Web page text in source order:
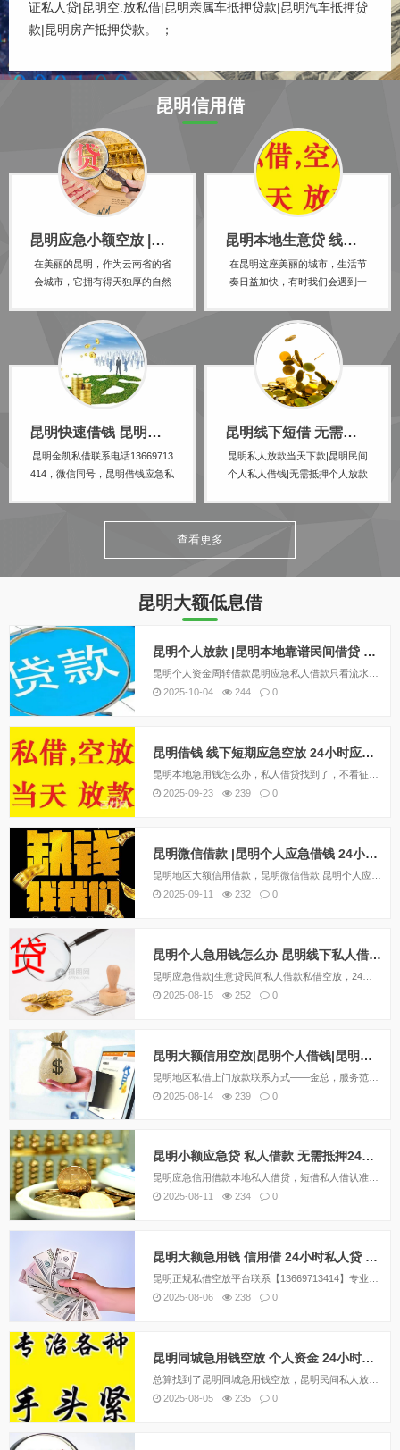
证私人贷|昆明空.放私借|昆明亲属车抵押贷款|昆明汽车抵押贷
款|昆明房产抵押贷款。 ；
昆明信用借
昆明应急小额空放 |昆明线下急用钱私人借 无需任何抵押
在美丽的昆明，作为云南省的省
会城市，它拥有得天独厚的自然
客的目光。然而，在这座城市的
背后，也有一部分人正面临着资
金短缺的困境。他们急需用钱，
却因为种种原因无法从正规金融
机构获得贷款，于是转向了民间
借贷市场。本文将...
昆明本地生意贷 线下空放 可随借随还 私人贷好下款
在昆明这座美丽的城市，生活节
奏日益加快，有时我们会遇到一
解决。此时，传统的贷款方式往
往因为繁琐的手续和漫长的等待
时间而无法满足我们的需求。幸
运的是，昆明现在有一种全新的
借款方式——24小时私人借钱服
务，昆明本地生...
昆明快速借钱 昆明线下私借空放 个人资金应急下款
昆明金凯私借联系电话13669713
414，微信同号，昆明借钱应急私
昆明线下短借 无需抵押 快速个人放款 24小时急用钱
昆明私人放款当天下款|昆明民间
个人私人借钱|无需抵押个人放款
查看更多
昆明大额低息借
昆明个人放款 |昆明本地靠谱民间借贷 个人一手资金24小时下款
2025-10-04
244 0
昆明借钱 线下短期应急空放 24小时应急借钱
2025-09-23
239 0
昆明微信借款 |昆明个人应急借钱 24小时快速借款当天拿钱
2025-09-11
232 0
昆明个人急用钱怎么办 昆明线下私人借款找到了 当天拿钱
2025-08-15
252 0
昆明大额信用空放|昆明个人借钱|昆明无需抵押好下款
2025-08-14
239 0
昆明小额应急贷 私人借款 无需抵押24小时快速借钱
2025-08-11
234 0
昆明大额急用钱 信用借 24小时私人贷 空放 个人应急资金周转
2025-08-06
238 0
昆明同城急用钱空放 个人资金 24小时快速拿钱 无需任何抵押
2025-08-05
235 0